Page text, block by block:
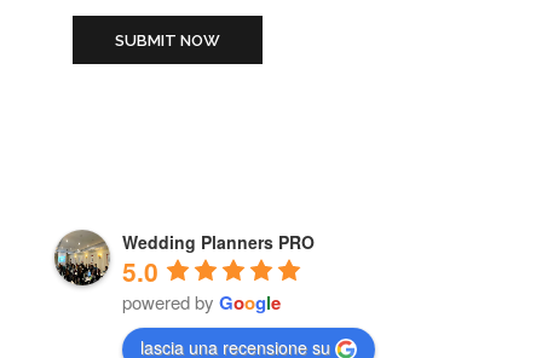
STORAGE AND HANDLING OF YOUR DATA BY THIS
WEBSITE.*
Wedding Planners PRO
5.0